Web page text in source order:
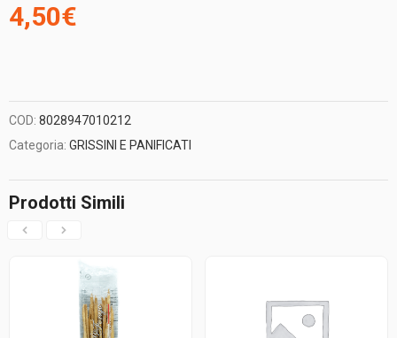
4,50€
COD: 8028947010212
Categoria: GRISSINI E PANIFICATI
Prodotti Simili